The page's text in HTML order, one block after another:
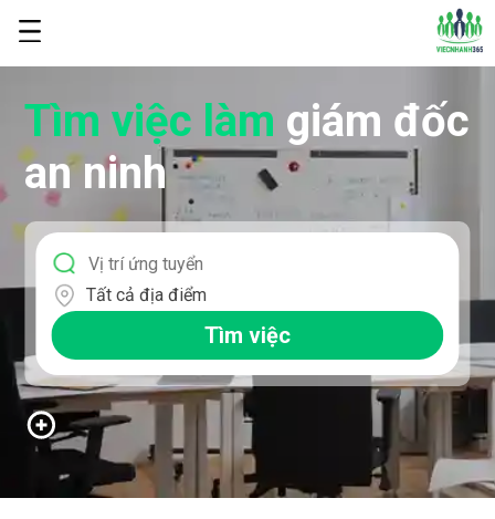
Tìm việc làm giám đốc
an ninh
Tất cả địa điểm
Tìm việc